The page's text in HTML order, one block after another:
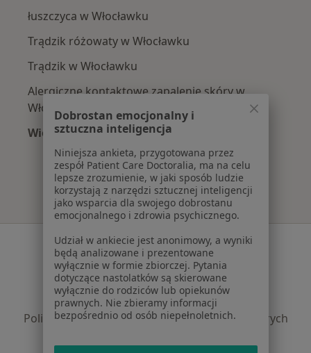
łuszczyca w Włocławku
Trądzik różowaty w Włocławku
Trądzik w Włocławku
Alergiczne kontaktowe zapalenie skóry w
Włocławku
Więcej (14)
Więcej w kategorii: Najczęście leczone
Serwis
Regulamin
Polityka prywatności pacjentów
Polityka prywatności profesjonalistów
Polityka prywatności dla profesjonalistów, których
Dobrostan emocjonalny i
sztuczna inteligencja
Niniejsza ankieta, przygotowana przez
zespół Patient Care Doctoralia, ma na celu
lepsze zrozumienie, w jaki sposób ludzie
korzystają z narzędzi sztucznej inteligencji
jako wsparcia dla swojego dobrostanu
emocjonalnego i zdrowia psychicznego.
Udział w ankiecie jest anonimowy, a wyniki
będą analizowane i prezentowane
wyłącznie w formie zbiorczej. Pytania
dotyczące nastolatków są skierowane
wyłącznie do rodziców lub opiekunów
prawnych. Nie zbieramy informacji
bezpośrednio od osób niepełnoletnich.